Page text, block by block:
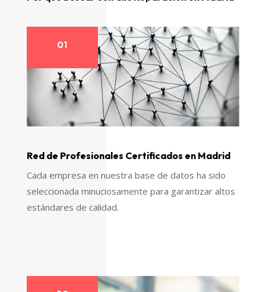
01
Red de Profesionales Certificados en Madrid
Cada empresa en nuestra base de datos ha sido
seleccionada minuciosamente para garantizar altos
estándares de calidad.